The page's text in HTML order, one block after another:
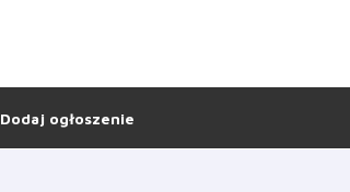
Dodaj ogłoszenie